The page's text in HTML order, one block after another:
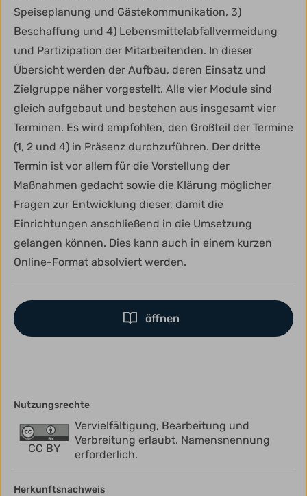
Speiseplanung und Gästekommunikation, 3)
Beschaffung und 4) Lebensmittelabfallvermeidung
und Partizipation der Mitarbeitenden. In dieser
Übersicht werden der Aufbau, deren Einsatz und
Zielgruppe näher vorgestellt. Alle vier Module sind
gleich aufgebaut und bestehen aus insgesamt vier
Terminen. Es wird empfohlen, den Großteil der Termine
(1, 2 und 4) in Präsenz durchzuführen. Der dritte
Termin ist vor allem für die Vorstellung der
Maßnahmen gedacht sowie die Klärung möglicher
Fragen zur Entwicklung dieser, damit die
Einrichtungen anschließend in die Umsetzung
gelangen können. Dies kann auch in einem kurzen
Online-Format absolviert werden.
öffnen
Nutzungsrechte
CC BY
Vervielfältigung, Bearbeitung und
Verbreitung erlaubt. Namensnennung
erforderlich.
Herkunftsnachweis